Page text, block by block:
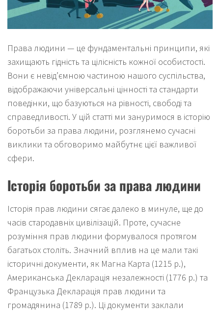
Права людини — це фундаментальні принципи, які
захищають гідність та цілісність кожної особистості.
Вони є невід’ємною частиною нашого суспільства,
відображаючи універсальні цінності та стандарти
поведінки, що базуються на рівності, свободі та
справедливості. У цій статті ми зануримося в історію
боротьби за права людини, розглянемо сучасні
виклики та обговоримо майбутнє цієї важливої
сфери.
Історія боротьби за права людини
Історія прав людини сягає далеко в минуле, ще до
часів стародавніх цивілізацій. Проте, сучасне
розуміння прав людини формувалося протягом
багатьох століть. Значний вплив на це мали такі
історичні документи, як Магна Карта (1215 р.),
Американська Декларація незалежності (1776 р.) та
Французька Декларація прав людини та
громадянина (1789 р.). Ці документи заклали